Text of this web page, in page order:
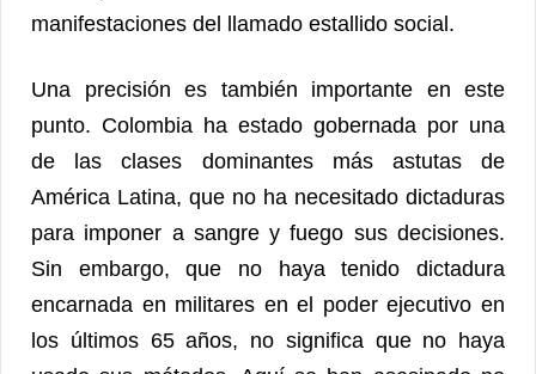
manifestaciones del llamado estallido social.
Una precisión es también importante en este
punto. Colombia ha estado gobernada por una
de las clases dominantes más astutas de
América Latina, que no ha necesitado dictaduras
para imponer a sangre y fuego sus decisiones.
Sin embargo, que no haya tenido dictadura
encarnada en militares en el poder ejecutivo en
los últimos 65 años, no significa que no haya